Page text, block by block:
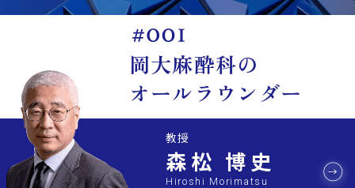
岡大麻酔科の
オールラウンダー
教授
森松 博史
Hiroshi Morimatsu